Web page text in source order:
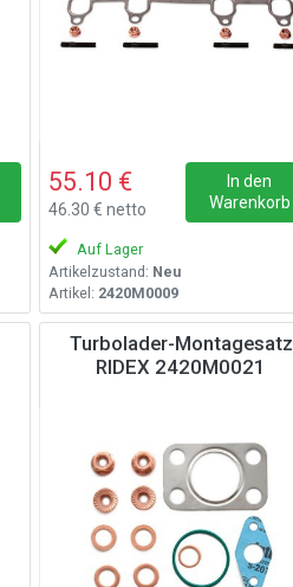
55.10 €
46.30 € netto
In den
Warenkorb
Auf Lager
Artikelzustand: Neu
Artikel: 2420M0009
Turbolader-Montagesatz
RIDEX 2420M0021